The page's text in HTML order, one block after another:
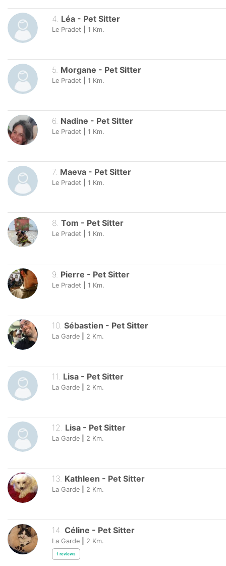
4 Léa - Pet Sitter
Le Pradet 1 Km.
5 Morgane - Pet Sitter
Le Pradet 1 Km.
6. Nadine - Pet Sitter
Le Pradet 1 Km.
7. Maeva - Pet Sitter
Le Pradet 1 Km.
8. Tom - Pet Sitter
Le Pradet 1 Km.
9 Pierre - Pet Sitter
Le Pradet 1 Km.
10. Sébastien - Pet Sitter
La Garde 2 Km.
11 Lisa - Pet Sitter
La Garde 2 Km.
12. Lisa - Pet Sitter
La Garde 2 Km.
13. Kathleen - Pet Sitter
La Garde 2 Km.
14 Céline - Pet Sitter
La Garde 2 Km.
1 reviews